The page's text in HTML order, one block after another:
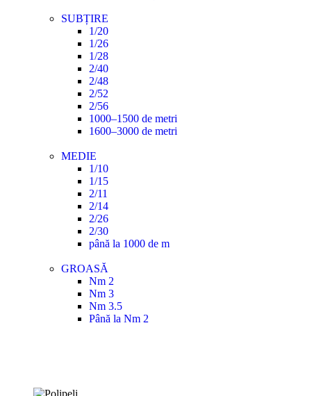
SUBȚIRE
1/20
1/26
1/28
2/40
2/48
2/52
2/56
1000–1500 de metri
1600–3000 de metri
MEDIE
1/10
1/15
2/11
2/14
2/26
2/30
până la 1000 de m
GROASĂ
Nm 2
Nm 3
Nm 3.5
Până la Nm 2